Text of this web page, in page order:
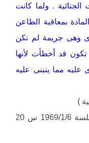
الجنائية . ولما كانت
بمعاقبة الطاعن
وهى جريمة لم تكن
تكون قد أخطأت لأنها
عليه مما ينبنى عليه
( الطعن رقم 1745 لسنة 38 ق – جلسة 1969/1/6 س 20